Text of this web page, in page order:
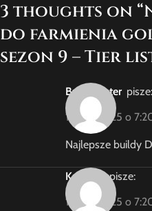
3 thoughts on “
do farmienia
sezon 9 – Tier
BuildMaster pisze:
1 lipca, 2025 o
Najlepsze buildy
Karolina pisze:
1 lipca, 2025 o